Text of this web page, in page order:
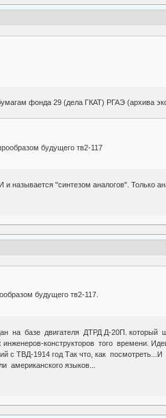
фонда 29 (дела ГКАТ) РГАЭ (архива
будущего тв2-117
называется "синтезом аналогов". Только
будущего тв2-117.
на базе двигателя ДТРД Д-20П.
конструкторов того времени.
с ТВД-1914 год Так что, как
языков...